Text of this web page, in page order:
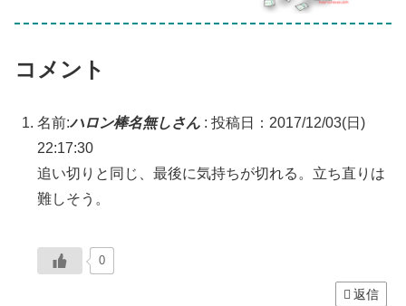
コメント
名前:ハロン棒名無しさん : 投稿日：2017/12/03(日)
22:17:30
追い切りと同じ、最後に気持ちが切れる。立ち直りは
難しそう。
0
返信